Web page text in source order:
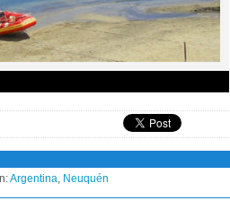
Argentina, Neuquén